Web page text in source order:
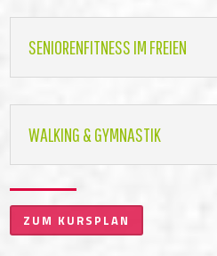
SENIORENFITNESS IM FREIEN
WALKING & GYMNASTIK
ZUM KURSPLAN